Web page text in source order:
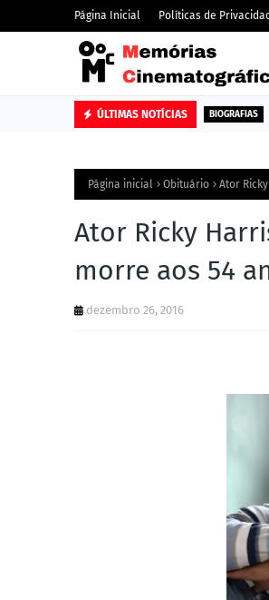
Página Inicial Políticas de
ÚLTIMAS NOTÍCIAS BIOGRAFIAS
Página inicial Obituário Ator
Ator Ricky
morre aos 54
dezembro 26, 2016